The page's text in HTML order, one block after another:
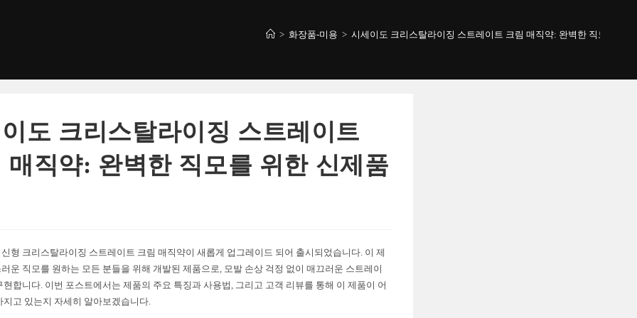
> 화장품-미용 > 시세이도 크리스탈라이징 스트레이트 크림 매직약: 완벽한 직모를 위
도 크리스탈라이징 스트레이트
매직약: 완벽한 직모를 위한 신제품
형 크리스탈라이징 스트레이트 크림 매직약이 새롭게 업그레이드 되어 출시되었습니다. 이 제
운 직모를 원하는 모든 분들을 위해 개발된 제품으로, 모발 손상 걱정 없이 매끄러운 스트레이
현합니다. 이번 포스트에서는 제품의 주요 특징과 사용법, 그리고 고객 리뷰를 통해 이 제품이 어
지고 있는지 자세히 알아보겠습니다.